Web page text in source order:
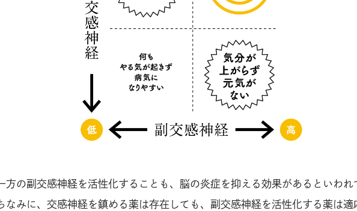
方の副交感神経を活性化することも、脳の炎症を抑える効果があるといわれ
なみに、交感神経を鎮める薬は存在しても、副交感神経を活性化する薬は適